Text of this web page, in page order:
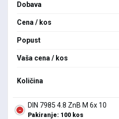
Dobava
Cena / kos
Popust
Vaša cena / kos
Količina
DIN 7985 4.8 ZnB M 6x 10
Pakiranje: 100 kos